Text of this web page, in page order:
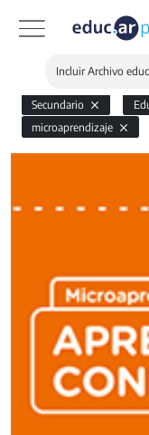
Incluir Archivo
Secundario
microaprendizaje